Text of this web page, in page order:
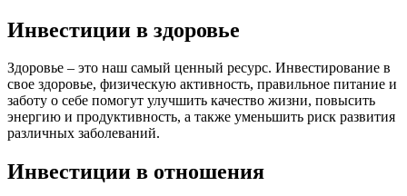
Инвестиции в здоровье
Здоровье – это наш самый ценный ресурс. Инвестирование в
свое здоровье, физическую активность, правильное питание и
заботу о себе помогут улучшить качество жизни, повысить
энергию и продуктивность, а также уменьшить риск развития
различных заболеваний.
Инвестиции в отношения